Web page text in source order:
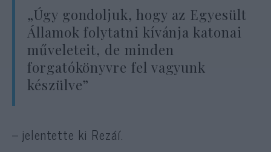
„Úgy gondoljuk, hogy az Egyesült
Államok folytatni kívánja katonai
műveleteit, de minden
forgatókönyvre fel vagyunk
készülve”
– jelentette ki Rezáí.